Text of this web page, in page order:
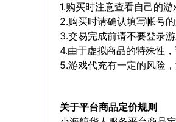
1.购买时注意查看自己的游
2.购买时请确认填写帐号
3.交易完成前请不要登录
4.由于虚拟商品的特殊性
5.游戏代充有一定的风险
关于平台商品定价规则